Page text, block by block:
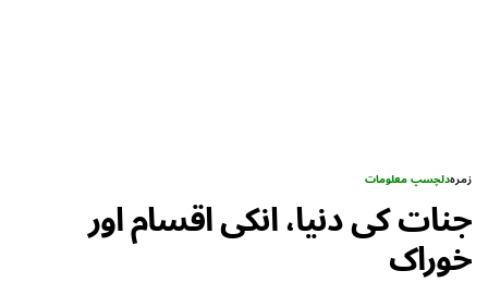
زمرہدلچسپ معلومات
جنات کی دنیا، انکی اقسام اور
خوراک